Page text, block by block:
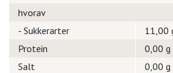
hvorav
- Sukkerarter
11,00
Protein
0,00 g
Salt
0,00 g